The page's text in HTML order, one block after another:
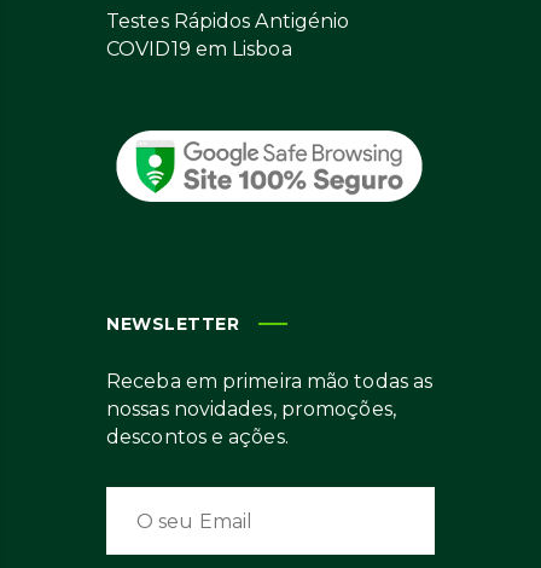
Testes Rápidos Antigénio
COVID19 em Lisboa
NEWSLETTER
Receba em primeira mão todas as
nossas novidades, promoções,
descontos e ações.